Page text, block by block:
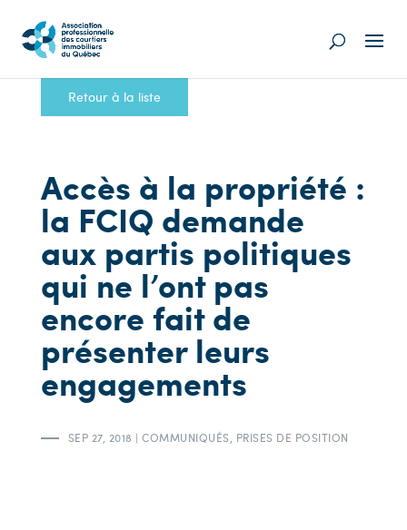
Retour à la liste
Accès à la propriété :
la FCIQ demande
aux partis politiques
qui ne l’ont pas
encore fait de
présenter leurs
engagements
SEP 27, 2018 |COMMUNIQUÉS PRISES DE POSITION